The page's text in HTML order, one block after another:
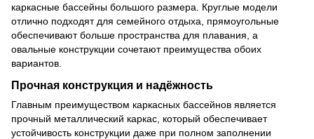
каркасные бассейны большого размера. Круглые модели
отлично подходят для семейного отдыха, прямоугольные
обеспечивают больше пространства для плавания, а
овальные конструкции сочетают преимущества обоих
вариантов.
Прочная конструкция и надёжность
Главным преимуществом каркасных бассейнов является
прочный металлический каркас, который обеспечивает
устойчивость конструкции даже при полном заполнении